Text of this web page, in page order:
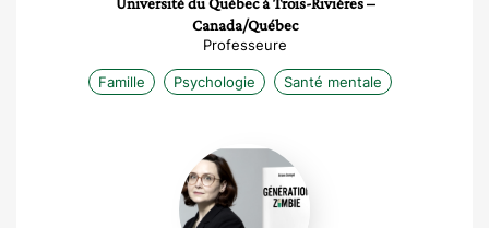
Canada/Québec
Professeure
Famille Psychologie Santé mentale
Ariane
Denoyel